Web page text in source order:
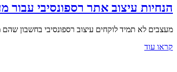
הנחיות עיצוב אתר רספונסיבי עבור
מעצבים לא תמיד לוקחים עיצוב רספונסיבי בחשבון
קראו עוד